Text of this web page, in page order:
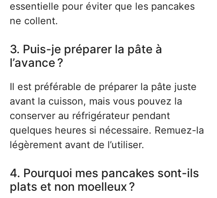
essentielle pour éviter que les pancakes
ne collent.
3. Puis-je préparer la pâte à
l’avance ?
Il est préférable de préparer la pâte juste
avant la cuisson, mais vous pouvez la
conserver au réfrigérateur pendant
quelques heures si nécessaire. Remuez-la
légèrement avant de l’utiliser.
4. Pourquoi mes pancakes sont-ils
plats et non moelleux ?